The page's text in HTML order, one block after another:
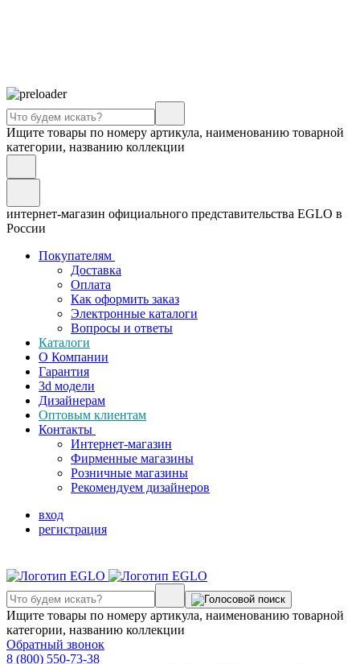
Ищите товары по номеру артикула, наименованию товарной
категории, названию коллекции
интернет-магазин официального представительства EGLO в
России
Покупателям
Доставка
Оплата
Как оформить заказ
Электронные каталоги
Вопросы и ответы
Каталоги
О Компании
Гарантия
3d модели
Дизайнерам
Оптовым клиентам
Контакты
Интернет-магазин
Фирменные магазины
Розничные магазины
Рекомендуем дизайнеров
вход
регистрация
Ищите товары по номеру артикула, наименованию товарной
категории, названию коллекции
Обратный звонок
8 (800) 550-73-38